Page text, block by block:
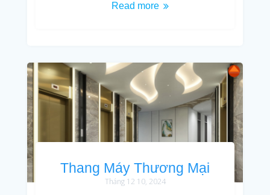
Read more
Thang Máy Thương Mại
Tháng 12 10, 2024